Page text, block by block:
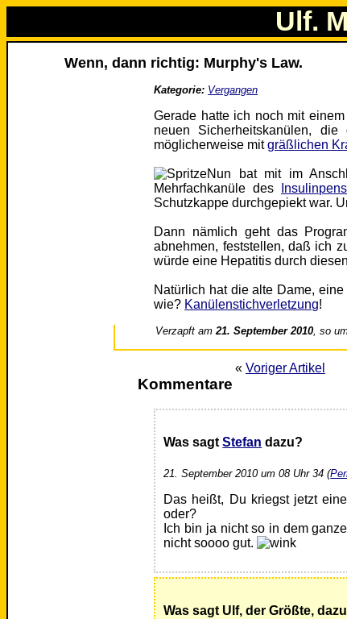
Ulf.
Wenn, dann richtig: Murphy's Law.
Kategorie: Vergangen
Gerade hatte ich noch mit
neuen Sicherheitskanülen,
möglicherweise mitgräßlichen
Nun bat mit im
Mehrfachkanüle des
Insulinpens
Schutzkappe durchgepiekt war.
Dann nämlich geht das
abnehmen, feststellen, daß ich
würde eine Hepatitis durch
Natürlich hat die alte Dame,
wie? Kanülenstichverletzung!
Verzapft am21. September 2010, so
« Voriger Artikel
Kommentare
Was sagtStefan dazu?
21. September 2010 um 08 Uhr 34 (
Das heißt, Du kriegst jetzt
oder?
Ich bin ja nicht so in dem
nicht soooo gut.
Was sagt Ulf, der Größte,